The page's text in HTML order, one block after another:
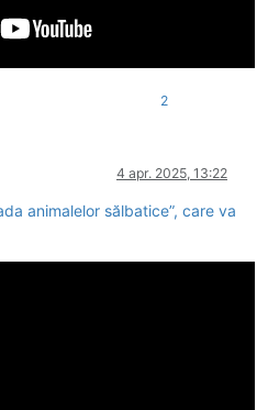
2
4 apr. 2025, 13:22
animalelor sălbatice”, care va